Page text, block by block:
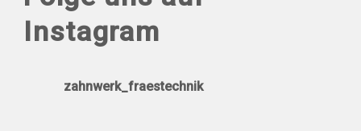
Instagram
zahnwerk_fraestechnik